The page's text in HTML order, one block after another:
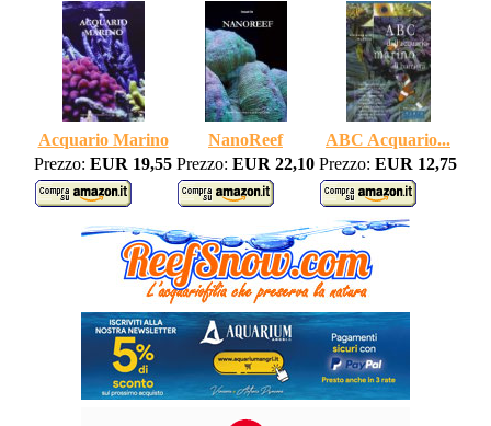
Acquario Marino NanoReef
ABC Acquario...
Prezzo: EUR 19,55 Prezzo: EUR 22,10 Prezzo: EUR 12,75